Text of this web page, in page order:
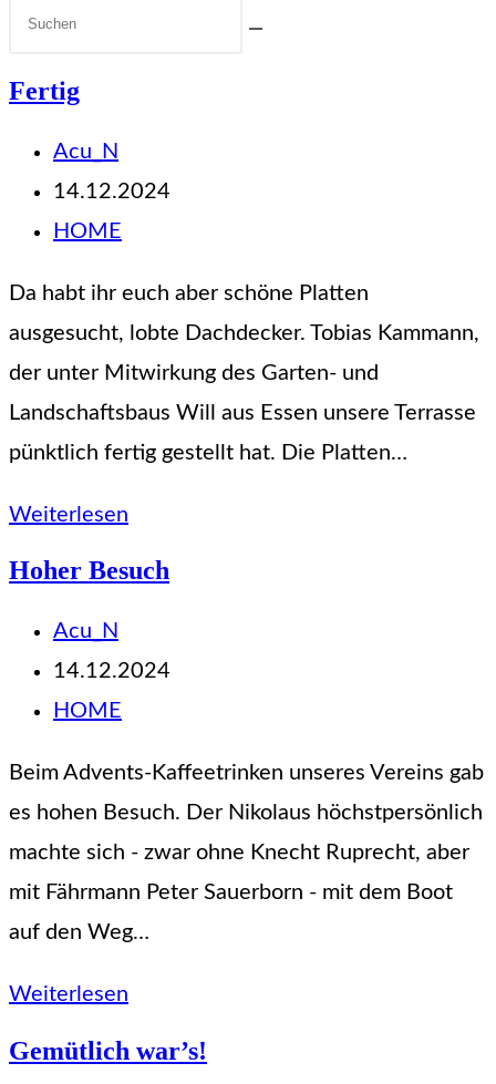
Diese
durchsuchen
Fertig
Beitrags-
Autor:
Acu_N
Beitrag
veröffentlicht:
14.12.2024
Beitrags-
HOME
Da habt ihr euch aber schöne Platten
ausgesucht, lobte Dachdecker. Tobias Kammann,
der unter Mitwirkung des Garten- und
Landschaftsbaus Will aus Essen unsere Terrasse
pünktlich fertig gestellt hat. Die Platten…
Weiterlesen
Hoher Besuch
Beitrags-
Autor:
Acu_N
Beitrag
veröffentlicht:
14.12.2024
Beitrags-
HOME
Beim Advents-Kaffeetrinken unseres Vereins gab
es hohen Besuch. Der Nikolaus höchstpersönlich
machte sich - zwar ohne Knecht Ruprecht, aber
mit Fährmann Peter Sauerborn - mit dem Boot
auf den Weg…
Weiterlesen
Gemütlich war’s!